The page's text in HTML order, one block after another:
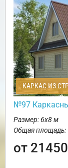
КАРКАС ИЗ
№97
Размер: 6х8 м
Общая площадь:
от